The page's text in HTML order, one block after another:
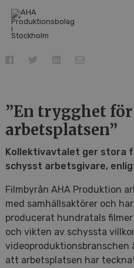
”En trygghet
arbetsplatsen”
Kollektivavtalet ger stora
schysst arbetsgivare,
Filmbyrån AHA Produktion
med samhällsaktörer och
producerat hundratals
och vikten av schyssta
att arbetsplatsen har